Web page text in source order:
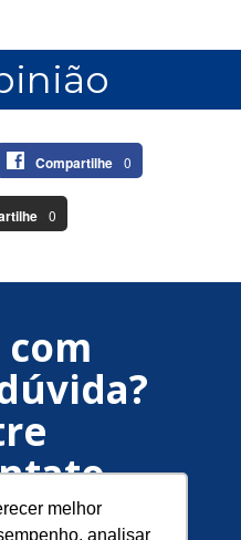
melhor
analisar
0
Compartilhe
0
com